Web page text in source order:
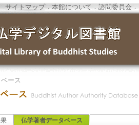
サイトマップ．本館について ．諮問委員会 ．
ース
仏学著者データベース